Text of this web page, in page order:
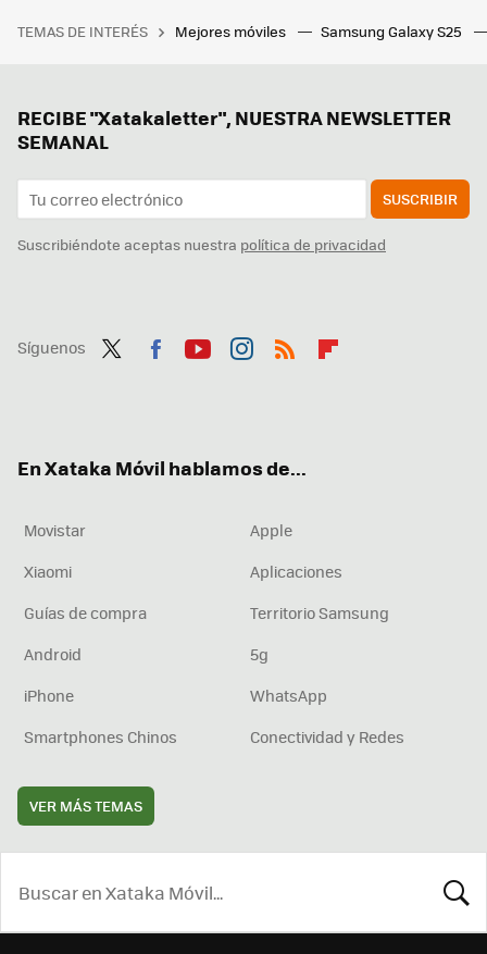
TEMAS DE INTERÉS Mejores móviles Samsung Galaxy S25
RECIBE "Xatakaletter", NUESTRA NEWSLETTER
SEMANAL
SUSCRIBIR
Suscribiéndote aceptas nuestra política de privacidad
Síguenos
En Xataka Móvil hablamos de...
Movistar
Apple
Xiaomi
Aplicaciones
Guías de compra
Territorio Samsung
Android
5g
iPhone
WhatsApp
Smartphones Chinos
Conectividad y Redes
VER MÁS TEMAS